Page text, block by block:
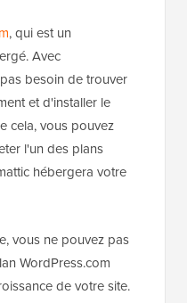
, qui est un
Avec
besoin de trouver
et d'installer le
cela, vous pouvez
l'un des plans
hébergera votre
vous ne pouvez pas
WordPress.com
de votre site.